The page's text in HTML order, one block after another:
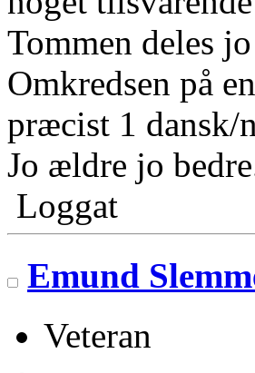
Tommen deles
Omkredsen på
præcist 1 dansk/
Jo ældre jo
Loggat
Emund
Veteran